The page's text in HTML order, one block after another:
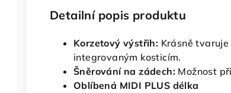
Detailní popis produktu
Korzetový výstřih: Krásně
integrovaným kosticím.
Šněrování na zádech: Možnost
Oblíbená MIDI PLUS délka